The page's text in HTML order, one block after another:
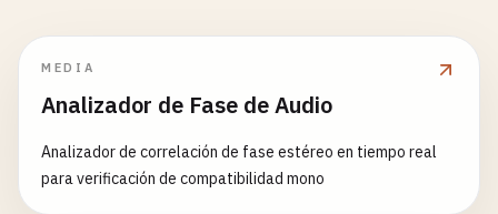
MEDIA
Analizador de Fase de Audio
Analizador de correlación de fase estéreo en tiempo real
para verificación de compatibilidad mono